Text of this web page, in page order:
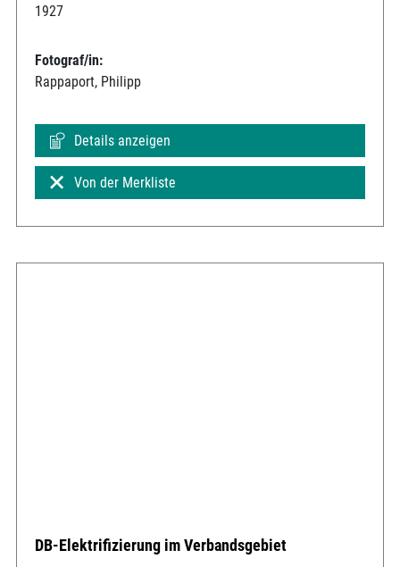
1927
Fotograf/in:
Rappaport, Philipp
Details anzeigen
Von der Merkliste
DB-Elektrifizierung im Verbandsgebiet